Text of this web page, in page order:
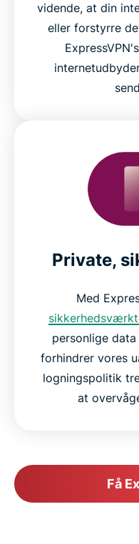
vidende, at din
eller forstyrre
Private,
Med
personlige
forhindrer vores
logningspolitik
at
Få